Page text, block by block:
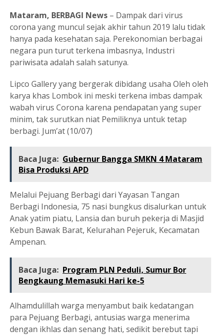
Mataram, BERBAGI News – Dampak dari virus
corona yang muncul sejak akhir tahun 2019 lalu tidak
hanya pada kesehatan saja. Perekonomian berbagai
negara pun turut terkena imbasnya, Industri
pariwisata adalah salah satunya.
Lipco Gallery yang bergerak dibidang usaha Oleh oleh
karya khas Lombok ini meski terkena imbas dampak
wabah virus Corona karena pendapatan yang super
minim, tak surutkan niat Pemiliknya untuk tetap
berbagi. Jum’at (10/07)
Baca Juga: Gubernur Bangga SMKN 4 Mataram
Bisa Produksi APD
Melalui Pejuang Berbagi dari Yayasan Tangan
Berbagi Indonesia, 75 nasi bungkus disalurkan untuk
Anak yatim piatu, Lansia dan buruh pekerja di Masjid
Kebun Bawak Barat, Kelurahan Pejeruk, Kecamatan
Ampenan.
Baca Juga: Program PLN Peduli, Sumur Bor
Bengkaung Memasuki Hari ke-5
Alhamdulillah warga menyambut baik kedatangan
para Pejuang Berbagi, antusias warga menerima
dengan ikhlas dan senang hati, sedikit berebut tapi